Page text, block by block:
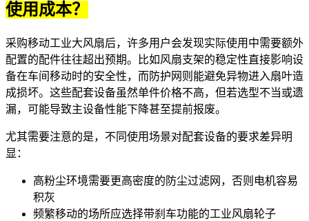
使用成本？
采购移动工业大风扇后，许多用户会发现实际使用中需要额外
配置的配件往往超出预期。比如风扇支架的稳定性直接影响设
备在车间移动时的安全性，而防护网则能避免异物进入扇叶造
成损坏。这些配套设备虽然单件价格不高，但若选型不当或遗
漏，可能导致主设备性能下降甚至提前报废。
尤其需要注意的是，不同使用场景对配套设备的要求差异明
显：
高粉尘环境需要更高密度的 防尘过滤网 ，否则电机容易
积灰
频繁移动的场所应选择带刹车功能的工业风扇轮子